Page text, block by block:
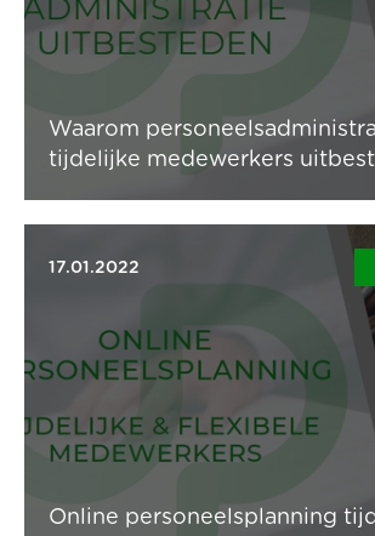
Waarom
tijdelijke medewerkers
Lees artikel
17.01.2022
Online personeelsplanning
Met de online planningstool van
jouw pool van tijdelijke medewerkers
flexibel en efficiënt. Boek nu
Lees artikel